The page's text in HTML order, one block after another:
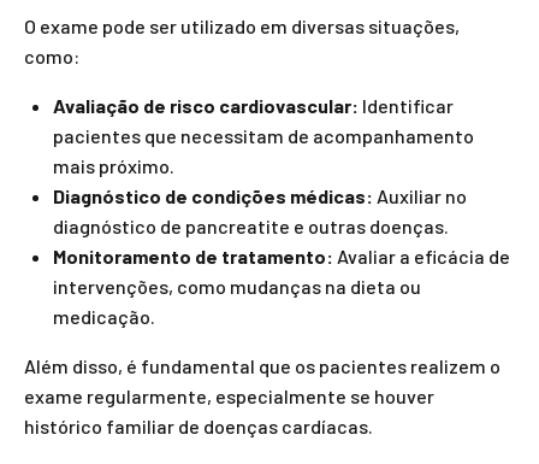
O exame pode ser utilizado em diversas situações,
como:
Avaliação de risco cardiovascular: Identificar
pacientes que necessitam de acompanhamento
mais próximo.
Diagnóstico de condições médicas: Auxiliar no
diagnóstico de pancreatite e outras doenças.
Monitoramento de tratamento: Avaliar a eficácia de
intervenções, como mudanças na dieta ou
medicação.
Além disso, é fundamental que os pacientes realizem o
exame regularmente, especialmente se houver
histórico familiar de doenças cardíacas.